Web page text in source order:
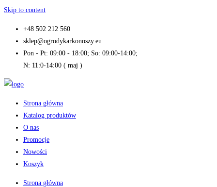
Skip to content
+48 502 212 560
sklep@ogrodykarkonoszy.eu
Pon - Pt: 09:00 - 18:00; So: 09:00-14:00;
N: 11:0-14:00 ( maj )
Strona główna
Katalog produktów
O nas
Promocje
Nowości
Koszyk
Strona główna